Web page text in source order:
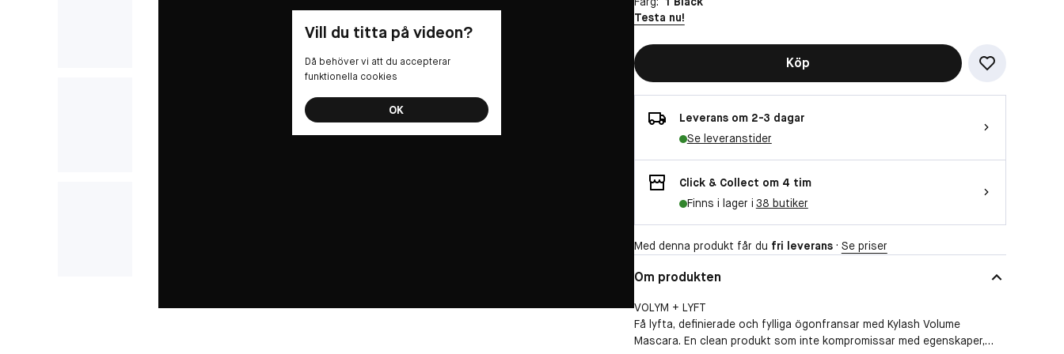
Vill du titta på videon?
Då behöver vi att du accepterar
funktionella cookies
OK
Då behöver vi att du accepterar
Testa nu!
Köp
Leverans om 2-3 dagar
Se leveranstider
Click & Collect om 4 tim
Finns i lager i 38 butiker
Med denna produkt får du fri leverans· Se priser
Om produkten
VOLYM + LYFT
Få lyfta, definierade och fylliga ögonfransar med Kylash Volume
Mascara. En clean produkt som inte kompromissar med egenskaper,